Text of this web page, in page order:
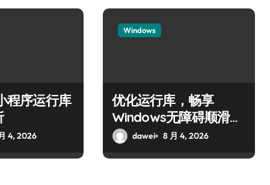
程序运行库
4, 2026
Windows
优化运行库，畅享
Windows无障碍顺滑体
验
dawei 8 月 4, 2026